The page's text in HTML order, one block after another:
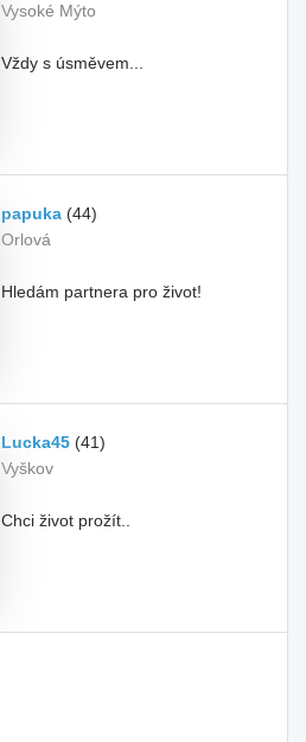
Vysoké Mýto
Vždy s úsměvem...
papuka (44)
Orlová
Hledám partnera pro život!
Lucka45 (41)
Vyškov
Chci život prožít..